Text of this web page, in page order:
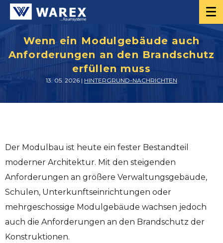
Wenn ein Modulgebäude auch
Anforderungen an den Brandschutz
erfüllen muss
13. 05. 2026 | HINTERGRUND-NACHRICHTEN
Der Modulbau ist heute ein fester Bestandteil
moderner Architektur. Mit den steigenden
Anforderungen an größere Verwaltungsgebäude,
Schulen, Unterkunftseinrichtungen oder
mehrgeschossige Modulgebäude wachsen jedoch
auch die Anforderungen an den Brandschutz der
Konstruktionen.